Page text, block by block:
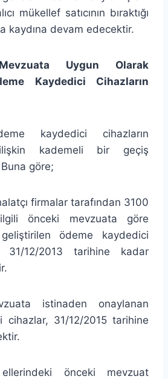
mükellef satıcının bıraktığı
kaydına devam edecektir.
Uygun Olarak
Kaydedici Cihazların
kaydedici cihazların
ilişkin kademeli bir geçiş
göre;
firmalar tarafından 3100
ilgili önceki mevzuata göre
ödeme kaydedici
31/12/2013 tarihine kadar
istinaden onaylanan
cihazlar, 31/12/2015 tarihine
önceki mevzuat